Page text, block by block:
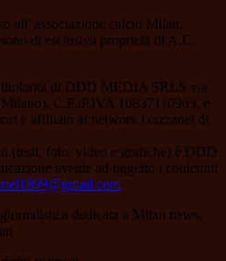
all' associazione calcio Milan.
di esclusiva proprietà di A.C.
di DDD MEDIA SRLS via
C.F./P.IVA 10837110963, è
e affiliato al network Gazzanet di
(testi, foto, video e grafiche) è DDD
avente ad oggetto i contenuti
dedicata a Milan news,